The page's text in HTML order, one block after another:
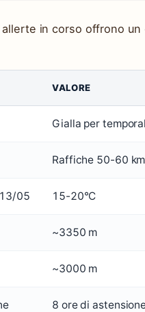
in corso offrono
VALORE
Gialla per
Raffiche 50-60
05 15-20°C
~3350 m
~3000 m
8 ore di